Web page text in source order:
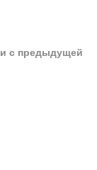
с предыдущей